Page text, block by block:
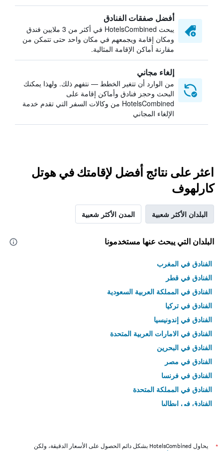
أفضل صفقات الفنادق
يبحث HotelsCombined في أكثر من 3 ملايين فندق
ومكان إقامة ويجمعهم في مكان واحد حتى تتمكن من
مقارنة أماكن الإقامة المثالية.
إلغاء مجاني
من الوارد أن تتغير الخطط — نتفهم ذلك. ولهذا يمكنك
البحث وحجز فنادق وأماكن إقامة على
HotelsCombined من وكالات السفر التي تقدم خدمة
الإلغاء المجاني
اعثر على نتائج أفضل لإقامتك في هوتل
كارلهوف
البلدان الأكثر شعبية المدن الأكثر شعبية
البلدان التي يبحث عنها مستخدمونا
الفنادق في المغرب
الفنادق في قطر
الفنادق في المملكة العربية السعودية
الفنادق في تركيا
الفنادق في إندونيسيا
الفنادق في الامارات العربية المتحدة
الفنادق في البحرين
الفنادق في مصر
الفنادق في فرنسا
الفنادق في المملكة المتحدة
الفنادق في إيطاليا
*
يحاول HotelsCombined بشكل دائم الحصول على الأسعار الدقيقة، ولكن